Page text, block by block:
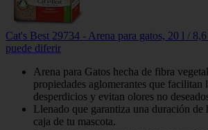
Cat's Best 29734 - Arena para gatos, 20 l /
puede diferir
Arena para Gatos hecha de fibra
propiedades aglomerantes que facilitan
desperdicios y evitan olores no
Llenado que garantiza una duración de
caja de tu mascota.